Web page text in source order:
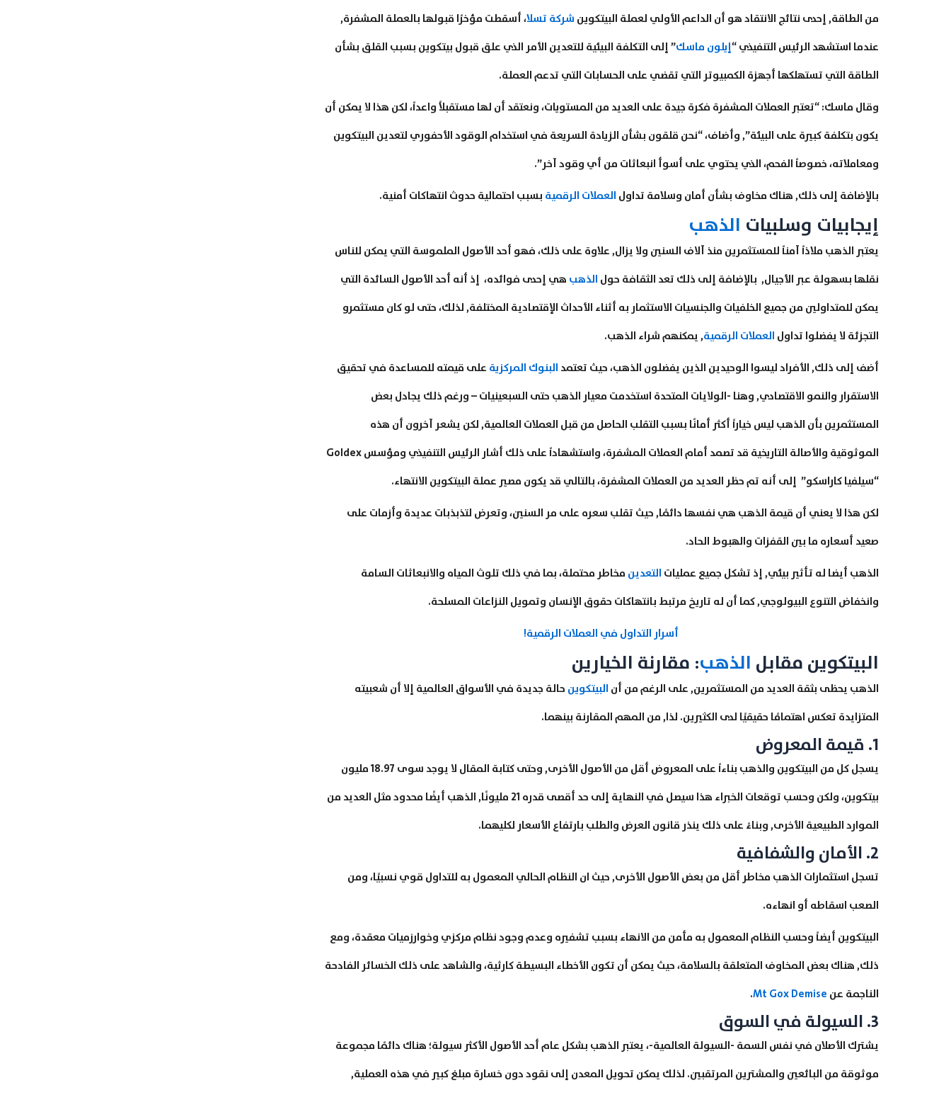
من الطاقة, إحدى نتائج الانتقاد هو أن الداعم الأولي لعملة البيتكوين شركة تسلا، أسقطت مؤخرًا قبولها بالعملة المشفرة,
عندما استشهد الرئيس التنفيذي “إيلون ماسك” إلى التكلفة البيئية للتعدين الأمر الذي علق قبول بيتكوين بسبب القلق بشأن
الطاقة التي تستهلكها أجهزة الكمبيوتر التي تقضي على الحسابات التي تدعم العملة.
وقال ماسك: “تعتبر العملات المشفرة فكرة جيدة على العديد من المستويات، ونعتقد أن لها مستقبلاً واعداً، لكن هذا لا يمكن أن
يكون بتكلفة كبيرة على البيئة”, وأضاف، “نحن قلقون بشأن الزيادة السريعة في استخدام الوقود الأحفوري لتعدين البيتكوين
ومعاملاته، خصوصاً الفحم، الذي يحتوي على أسوأ انبعاثات من أي وقود آخر”.
بالإضافة إلى ذلك, هناك مخاوف بشأن أمان وسلامة تداول العملات الرقمية بسبب احتمالية حدوث انتهاكات أمنية.
إيجابيات وسلبيات الذهب
يعتبر الذهب ملاذاً آمناً للمستثمرين منذ آلاف السنين ولا يزال, علاوة على ذلك، فهو أحد الأصول الملموسة التي يمكن للناس
نقلها بسهولة عبر الأجيال, بالإضافة إلى ذلك تعد الثقافة حول الذهب هي إحدى فوائده، إذ أنه أحد الأصول السائدة التي
يمكن للمتداولين من جميع الخلفيات والجنسيات الاستثمار به أثناء الأحداث الإقتصادية المختلفة, لذلك، حتى لو كان مستثمرو
التجزئة لا يفضلوا تداول العملات الرقمية, يمكنهم شراء الذهب.
أضف إلى ذلك, الأفراد ليسوا الوحيدين الذين يفضلون الذهب، حيث تعتمد البنوك المركزية على قيمته للمساعدة في تحقيق
الاستقرار والنمو الاقتصادي, وهنا -الولايات المتحدة استخدمت معيار الذهب حتى السبعينيات – ورغم ذلك يجادل بعض
المستثمرين بأن الذهب ليس خياراً أكثر أمانًا بسبب التقلب الحاصل من قبل العملات العالمية, لكن يشعر آخرون أن هذه
الموثوقية والأصالة التاريخية قد تصمد أمام العملات المشفرة، واستشهاداً على ذلك أشار الرئيس التنفيذي ومؤسس Goldex
“سيلفيا كاراسكو” إلى أنه تم حظر العديد من العملات المشفرة، بالتالي قد يكون مصير عملة البيتكوين الانتهاء.
لكن هذا لا يعني أن قيمة الذهب هي نفسها دائمًا, حيث تقلب سعره على مر السنين، وتعرض لتذبذبات عديدة وأزمات على
صعيد أسعاره ما بين القفزات والهبوط الحاد.
الذهب أيضا له تأثير بيئي, إذ تشكل جميع عمليات التعدين مخاطر محتملة، بما في ذلك تلوث المياه والانبعاثات السامة
وانخفاض التنوع البيولوجي, كما أن له تاريخ مرتبط بانتهاكات حقوق الإنسان وتمويل النزاعات المسلحة.
أسرار التداول في العملات الرقمية!
البيتكوين مقابل الذهب: مقارنة الخيارين
الذهب يحظى بثقة العديد من المستثمرين, على الرغم من أن البيتكوين حالة جديدة في الأسواق العالمية إلا أن شعبيته
المتزايدة تعكس اهتمامًا حقيقيًا لدى الكثيرين. لذا, من المهم المقارنة بينهما.
1. قيمة المعروض
يسجل كل من البيتكوين والذهب بناءاً على المعروض أقل من الأصول الأخرى, وحتى كتابة المقال لا يوجد سوى 18.97 مليون
بيتكوين، ولكن وحسب توقعات الخبراء هذا سيصل في النهاية إلى حد أقصى قدره 21 مليونًا, الذهب أيضًا محدود مثل العديد من
الموارد الطبيعية الأخرى, وبناءً على ذلك ينذر قانون العرض والطلب بارتفاع الأسعار لكليهما.
2. الأمان والشفافية
تسجل استثمارات الذهب مخاطر أقل من بعض الأصول الأخرى, حيث ان النظام الحالي المعمول به للتداول قوي نسبيًا، ومن
الصعب اسقاطه أو انهاءه.
البيتكوين أيضاً وحسب النظام المعمول به مأمن من الانهاء بسبب تشفيره وعدم وجود نظام مركزي وخوارزميات معقدة، ومع
ذلك, هناك بعض المخاوف المتعلقة بالسلامة، حيث يمكن أن تكون الأخطاء البسيطة كارثية، والشاهد على ذلك الخسائر الفادحة
الناجمة عن Mt Gox Demise
.
3. السيولة في السوق
يشترك الأصلان في نفس السمة -السيولة العالمية-، يعتبر الذهب بشكل عام أحد الأصول الأكثر سيولة؛ هناك دائمًا مجموعة
موثوقة من البائعين والمشترين المرتقبين. لذلك يمكن تحويل المعدن إلى نقود دون خسارة مبلغ كبير في هذه العملية,